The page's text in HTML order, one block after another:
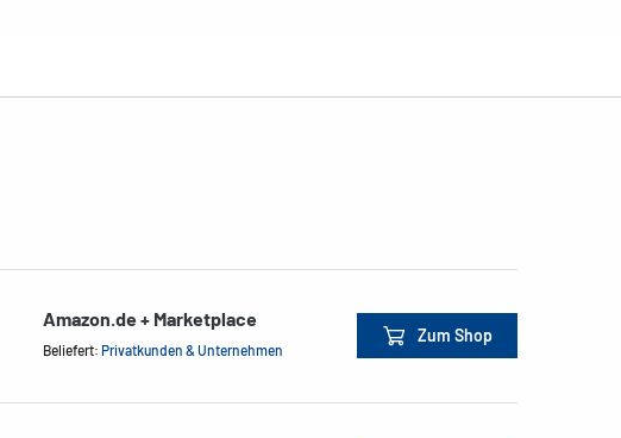
Amazon.de + Marketplace
Beliefert: Privatkunden & Unternehmen
Zum Shop